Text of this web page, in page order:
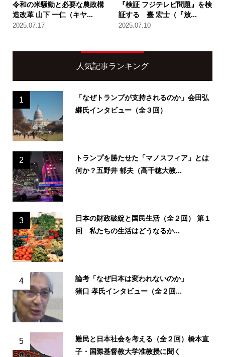
令和の米騒動と必要な農政構
造改革 山下 一仁（キヤ...
2025.07.17
『検証 フジテレビ問題』を検
証する 臺 宏士（『放...
2025.07.10
人気記事ランキング
1
「なぜトランプが支持されるのか」会田弘
継氏インタビュー（全３回）
2
トランプを勝たせた「マノスフィア」とは
何か？五野井 郁夫（高千穂大教...
3
日本の財政破綻と国民生活（全２回） 第１
回 私たちの生活はどうなるか...
4
論考「なぜ日本は変われないのか」
猪口 孝氏インタビュー（全２回...
5
難民と日本社会を考える（全２回）橋本直
子・国際基督教大学准教授に聞く